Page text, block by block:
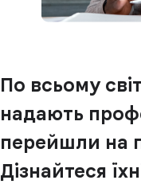
По всьому
надають
перейшли на
Дізнайтеся